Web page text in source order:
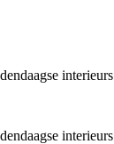
interieurs
interieurs